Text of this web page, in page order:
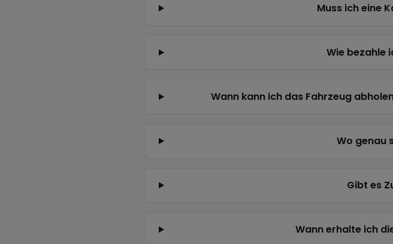
Muss ich eine
Wie bezahle
Wann kann ich das Fahrzeug
Wo genau
Gibt es
Wann erhalte ich